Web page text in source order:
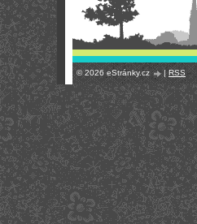
© 2026 eStránky.cz |RSS